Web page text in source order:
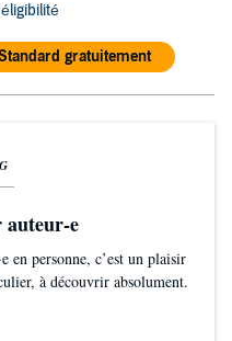
gratuitement
e
en personne, c’est un plaisir
à découvrir absolument.